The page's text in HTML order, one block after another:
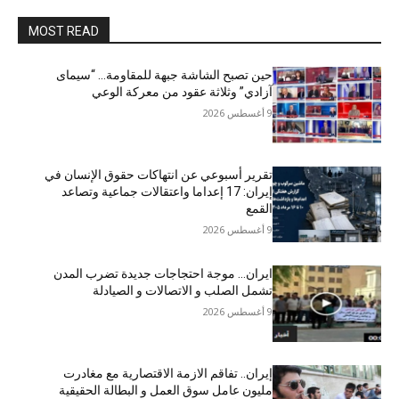
MOST READ
حين تصبح الشاشة جبهة للمقاومة… “سيمای
آزادي” وثلاثة عقود من معركة الوعي
9 أغسطس 2026
تقرير أسبوعي عن انتهاكات حقوق الإنسان في
إيران: 17 إعداما واعتقالات جماعية وتصاعد
القمع
9 أغسطس 2026
ایران… موجة احتجاجات جديدة تضرب المدن
تشمل الصلب و الاتصالات و الصیادلة
9 أغسطس 2026
إيران.. تفاقم الازمة الاقتصاریة مع مغادرت
مليون عامل سوق العمل و البطالة الحقيقية